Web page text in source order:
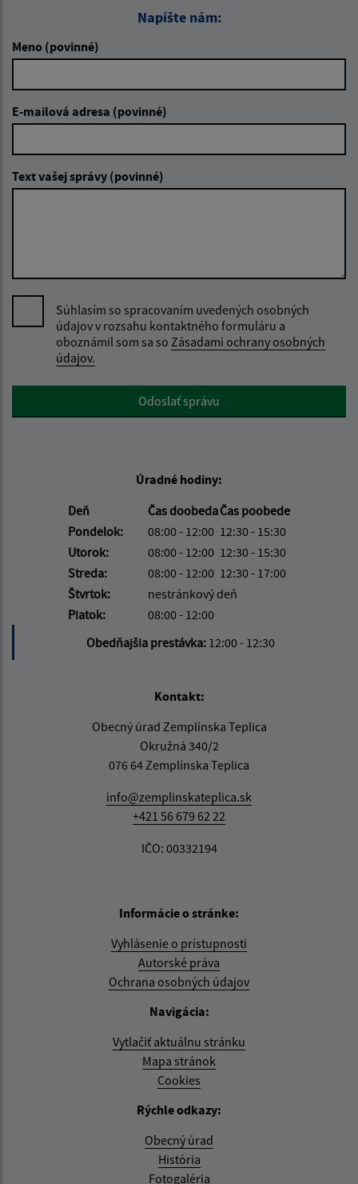
Napíšte nám:
Meno (povinné)
E-mailová adresa (povinné)
Text vašej správy (povinné)
Súhlasím so spracovaním uvedených osobných
údajov v rozsahu kontaktného formuláru a
oboznámil som sa so Zásadami ochrany osobných
údajov.
Google reCaptcha ResponseOdoslať správu
Úradné hodiny:
Deň
Čas doobedaČas poobede
Pondelok:
08:00 - 12:00 12:30 - 15:30
Utorok:
08:00 - 12:00 12:30 - 15:30
Streda:
08:00 - 12:00 12:30 - 17:00
Štvrtok:
nestránkový deň
Piatok:
08:00 - 12:00
Obedňajšia prestávka: 12:00 - 12:30
Kontakt:
Obecný úrad Zemplínska Teplica
Okružná 340/2
076 64 Zemplínska Teplica
info@zemplinskateplica.sk
+421 56 679 62 22
IČO: 00332194
Informácie o stránke:
Vyhlásenie o prístupnosti
Autorské práva
Ochrana osobných údajov
Navigácia:
Vytlačiť aktuálnu stránku
Mapa stránok
Cookies
Rýchle odkazy:
Obecný úrad
História
Fotogaléria